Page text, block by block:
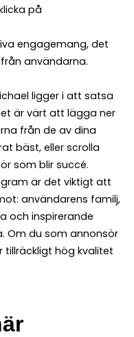
på
engagemang, det
användarna.
ligger i att satsa
är värt att lägga ner
från de av dina
bäst, eller scrolla
som blir succé.
är det viktigt att
användarens familj,
och inspirerande
Om du som annonsör
tillräckligt hög kvalitet